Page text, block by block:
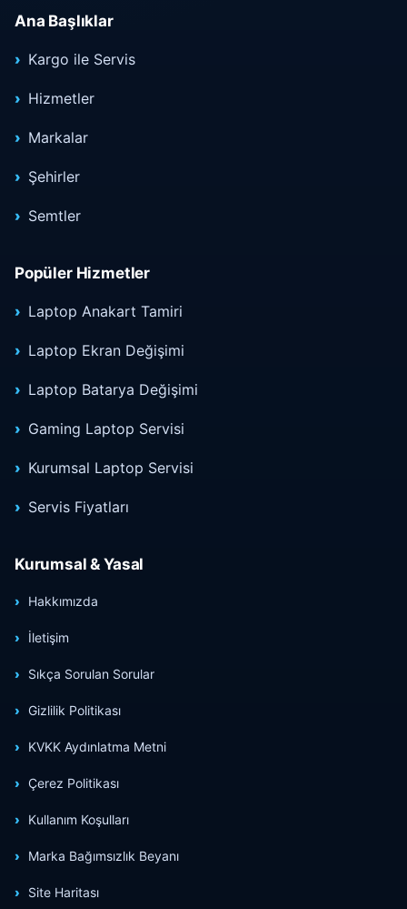
Ana Başlıklar
Kargo ile Servis
Hizmetler
Markalar
Şehirler
Semtler
Popüler Hizmetler
Laptop Anakart Tamiri
Laptop Ekran Değişimi
Laptop Batarya Değişimi
Gaming Laptop Servisi
Kurumsal Laptop Servisi
Servis Fiyatları
Kurumsal & Yasal
Hakkımızda
İletişim
Sıkça Sorulan Sorular
Gizlilik Politikası
KVKK Aydınlatma Metni
Çerez Politikası
Kullanım Koşulları
Marka Bağımsızlık Beyanı
Site Haritası